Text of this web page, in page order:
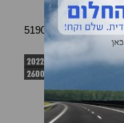
51900.00 ₪
טויוטה RAV 4
2022
2600 km